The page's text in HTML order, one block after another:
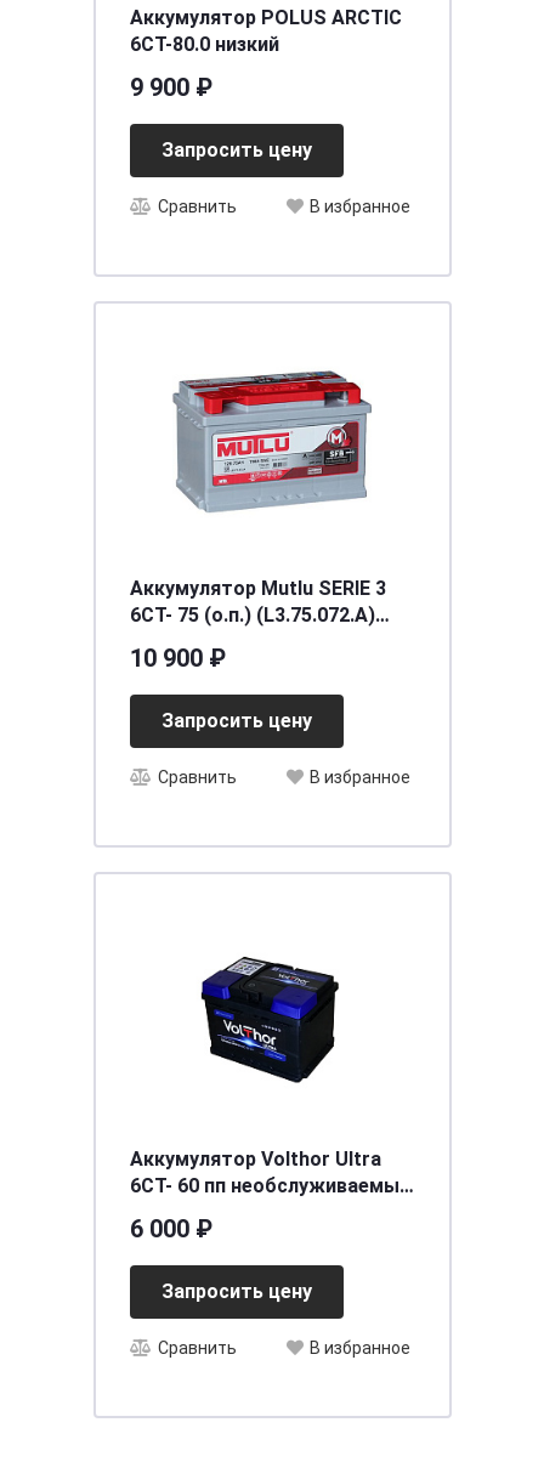
Аккумулятор POLUS ARCTIC
6CT-80.0 низкий
9 900 ₽
Запросить цену
Сравнить В избранное
Аккумулятор Mutlu SERIE 3
6CT- 75 (о.п.) (L3.75.072.A)
10 900 ₽
Запросить цену
Сравнить В избранное
Аккумулятор Volthor Ultra
6СТ- 60 пп необслуживаемый
6 000 ₽
Запросить цену
Сравнить В избранное